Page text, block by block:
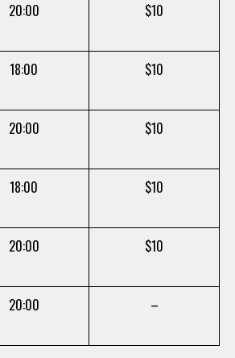
20:00 $10
18:00 $10
20:00 $10
18:00 $10
20:00 $10
20:00 –